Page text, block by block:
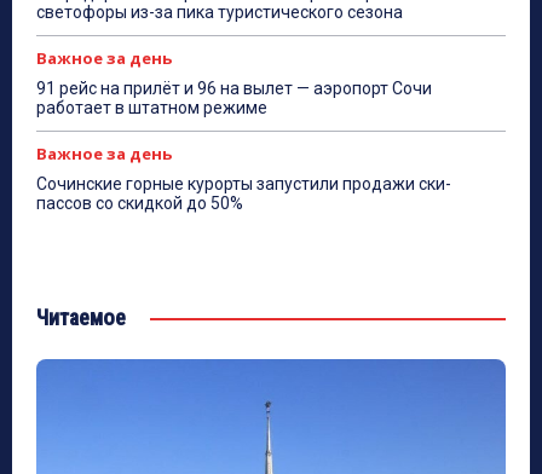
светофоры из-за пика туристического сезона
Важное за день
91 рейс на прилёт и 96 на вылет — аэропорт Сочи
работает в штатном режиме
Важное за день
Сочинские горные курорты запустили продажи ски-
пассов со скидкой до 50%
Читаемое